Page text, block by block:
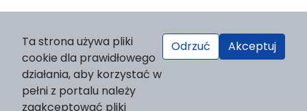
Wydawnictwo Naukowe UKSW, ul. Dewajtis 5, domek
nr 2, 01-815 Warszawa
Strona WWW Wydawnictwa
e-mail: wydawnictwo@uksw.edu.pl
Ta strona używa pliki
cookie dla prawidłowego
działania, aby korzystać w
pełni z portalu należy
zaakceptować pliki
Odrzuć Akceptuj